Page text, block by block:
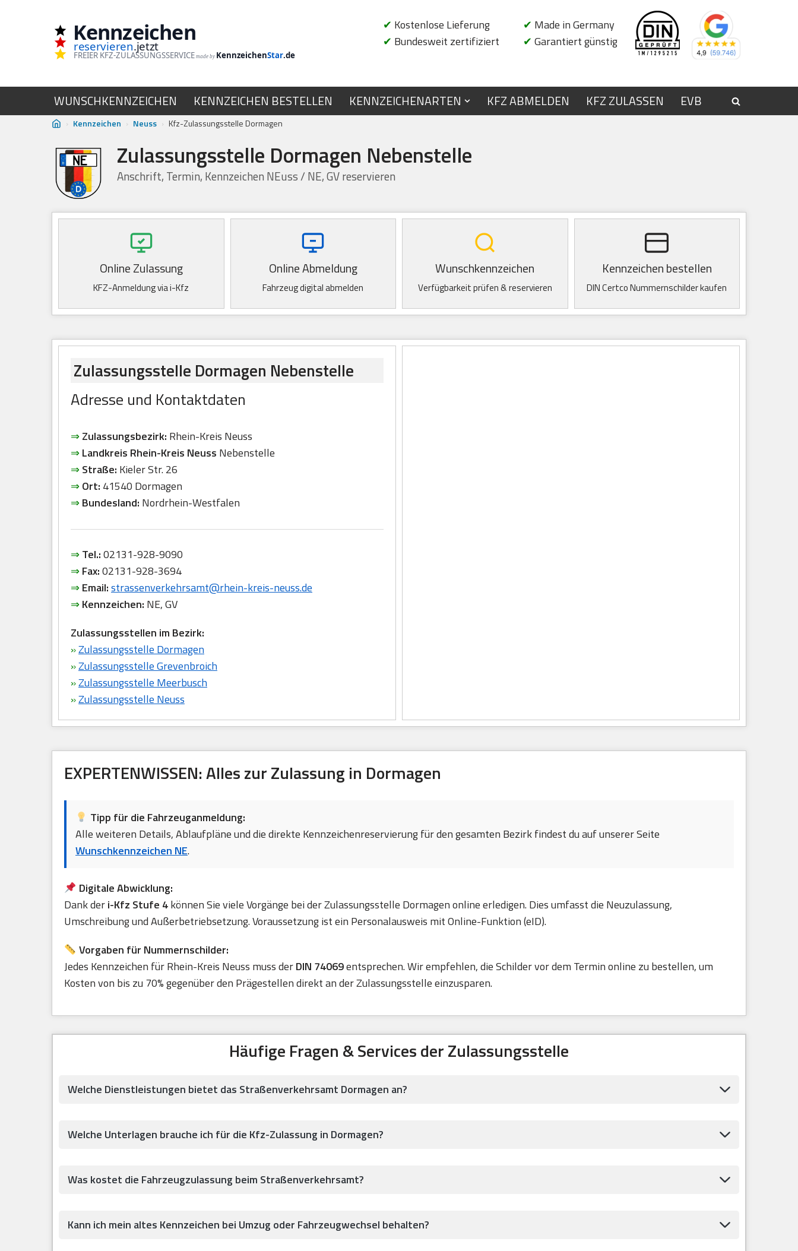
Kennzeichen
reservieren.jetzt
FREIER KFZ-ZULASSUNGSSERVICE made by KennzeichenStar.de
✔ Kostenlose Lieferung
✔ Bundesweit zertifiziert
✔ Made in Germany
✔ Garantiert günstig
WUNSCHKENNZEICHEN KENNZEICHEN BESTELLEN KENNZEICHENARTEN KFZ ABMELDEN KFZ ZULASSEN EVB
› Kennzeichen › Neuss › Kfz-Zulassungsstelle Dormagen
Zulassungsstelle Dormagen Nebenstelle
Anschrift, Termin, Kennzeichen NEuss / NE, GV reservieren
Online Zulassung
KFZ-Anmeldung via i-Kfz
Online Abmeldung
Fahrzeug digital abmelden
Wunschkennzeichen
Verfügbarkeit prüfen & reservieren
Kennzeichen bestellen
DIN Certco Nummernschilder kaufen
Zulassungsstelle Dormagen Nebenstelle
Adresse und Kontaktdaten
⇒Zulassungsbezirk: Rhein-Kreis Neuss
⇒Landkreis Rhein-Kreis Neuss Nebenstelle
⇒Straße: Kieler Str. 26
⇒Ort: 41540 Dormagen
⇒Bundesland: Nordrhein-Westfalen
⇒Tel.:02131-928-9090
⇒Fax:02131-928-3694
⇒Email:strassenverkehrsamt@rhein-kreis-neuss.de
⇒Kennzeichen: NE, GV
Zulassungsstellen im Bezirk:
»Zulassungsstelle Dormagen
»Zulassungsstelle Grevenbroich
»Zulassungsstelle Meerbusch
»Zulassungsstelle Neuss
EXPERTENWISSEN: Alles zur Zulassung in Dormagen
Tipp für die Fahrzeuganmeldung:
Alle weiteren Details, Ablaufpläne und die direkte Kennzeichenreservierung für den gesamten Bezirk findest du auf unserer Seite
Wunschkennzeichen NE.
Digitale Abwicklung:
Dank deri-Kfz Stufe 4können Sie viele Vorgänge bei der Zulassungsstelle Dormagen online erledigen. Dies umfasst die Neuzulassung,
Umschreibung und Außerbetriebsetzung. Voraussetzung ist ein Personalausweis mit Online-Funktion (eID).
Vorgaben für Nummernschilder:
Jedes Kennzeichen für Rhein-Kreis Neuss muss derDIN 74069entsprechen. Wir empfehlen, die Schilder vor dem Termin online zu bestellen, um
Kosten von bis zu 70% gegenüber den Prägestellen direkt an der Zulassungsstelle einzusparen.
Häufige Fragen & Services der Zulassungsstelle
Welche Dienstleistungen bietet das Straßenverkehrsamt Dormagen an?
Welche Unterlagen brauche ich für die Kfz-Zulassung in Dormagen?
Was kostet die Fahrzeugzulassung beim Straßenverkehrsamt?
Kann ich mein altes Kennzeichen bei Umzug oder Fahrzeugwechsel behalten?